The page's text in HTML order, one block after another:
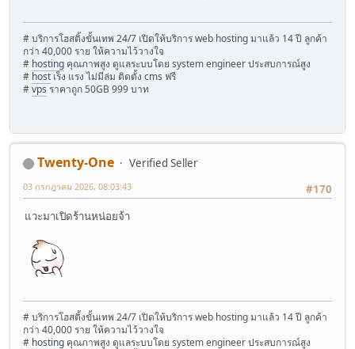
# บริการโฮสติ้งขั้นเทพ 24/7 เปิดให้บริการ web hosting มาแล้ว 14 ปี ลูกค้า
กว่า 40,000 ราย ให้ความไว้วางใจ
# hosting คุณภาพสูง ดูแลระบบโดย system engineer ประสบการณ์สูง
# host เร็ง แรง ไม่มีล่ม ติดตั้ง cms ฟรี
#vps ราคาถูก 50GB 999 บาท
Twenty-One
Verified Seller
#170
03 กรกฎาคม 2026, 08:03:43
แวะมาเปิดร้านหน่อยจ้า
# บริการโฮสติ้งขั้นเทพ 24/7 เปิดให้บริการ web hosting มาแล้ว 14 ปี ลูกค้า
กว่า 40,000 ราย ให้ความไว้วางใจ
# hosting คุณภาพสูง ดูแลระบบโดย system engineer ประสบการณ์สูง